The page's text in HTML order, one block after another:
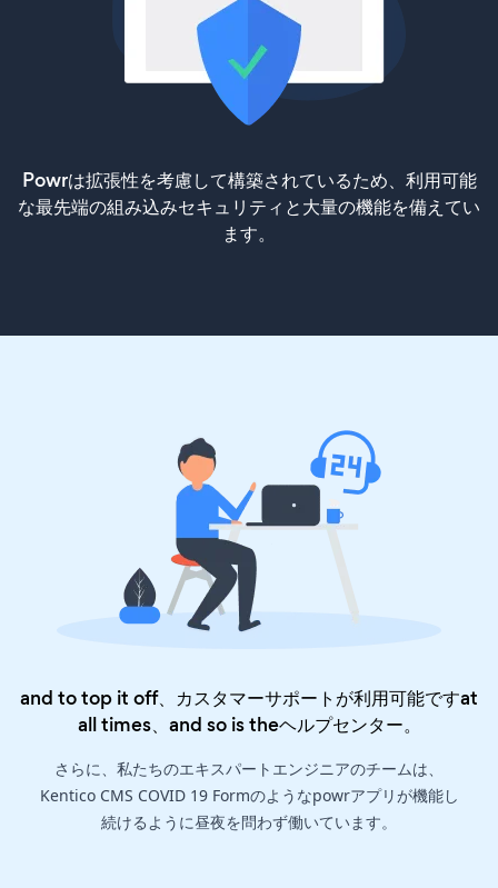
Powrは拡張性を考慮して構築されているため、利用可能
な最先端の組み込みセキュリティと大量の機能を備えてい
ます。
and to top it off、カスタマーサポートが利用可能ですat
all times、and so is theヘルプセンター。
さらに、私たちのエキスパートエンジニアのチームは、
Kentico CMS COVID 19 Formのようなpowrアプリが機能し
続けるように昼夜を問わず働いています。